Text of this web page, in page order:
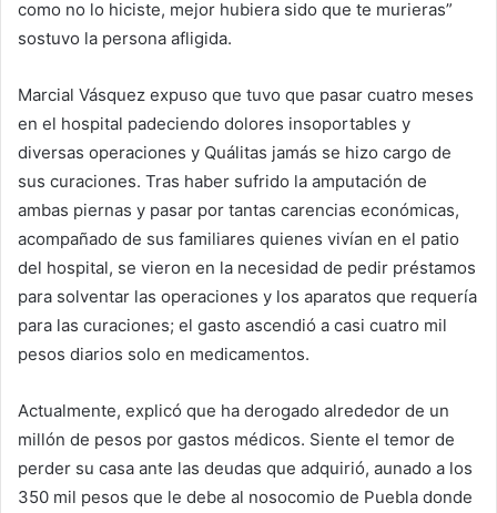
como no lo hiciste, mejor hubiera sido que te murieras”
sostuvo la persona afligida.
Marcial Vásquez expuso que tuvo que pasar cuatro meses
en el hospital padeciendo dolores insoportables y
diversas operaciones y Quálitas jamás se hizo cargo de
sus curaciones. Tras haber sufrido la amputación de
ambas piernas y pasar por tantas carencias económicas,
acompañado de sus familiares quienes vivían en el patio
del hospital, se vieron en la necesidad de pedir préstamos
para solventar las operaciones y los aparatos que requería
para las curaciones; el gasto ascendió a casi cuatro mil
pesos diarios solo en medicamentos.
Actualmente, explicó que ha derogado alrededor de un
millón de pesos por gastos médicos. Siente el temor de
perder su casa ante las deudas que adquirió, aunado a los
350 mil pesos que le debe al nosocomio de Puebla donde